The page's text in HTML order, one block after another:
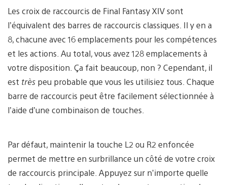
Les croix de raccourcis de Final Fantasy XIV sont
l’équivalent des barres de raccourcis classiques. Il y en a
8, chacune avec 16 emplacements pour les compétences
et les actions. Au total, vous avez 128 emplacements à
votre disposition. Ça fait beaucoup, non ? Cependant, il
est très peu probable que vous les utilisiez tous. Chaque
barre de raccourcis peut être facilement sélectionnée à
l’aide d’une combinaison de touches.
Par défaut, maintenir la touche L2 ou R2 enfoncée
permet de mettre en surbrillance un côté de votre croix
de raccourcis principale. Appuyez sur n’importe quelle